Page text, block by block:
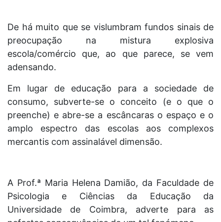
De há muito que se vislumbram fundos sinais de
preocupação na mistura explosiva
escola/comércio que, ao que parece, se vem
adensando.
Em lugar de educação para a sociedade de
consumo, subverte-se o conceito (e o que o
preenche) e abre-se a escâncaras o espaço e o
amplo espectro das escolas aos complexos
mercantis com assinalável dimensão.
A Prof.ª Maria Helena Damião, da Faculdade de
Psicologia e Ciências da Educação da
Universidade de Coimbra, adverte para as